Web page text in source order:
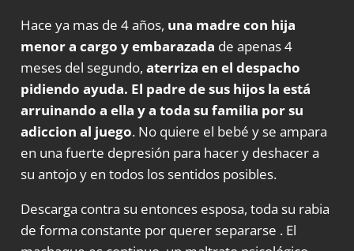
Hace ya mas de 4 años, una madre con hija
menor a cargo y embarazada de apenas 4
meses del segundo, aterriza en el despacho
pidiendo ayuda. El padre de sus hijos la está
arruinando a ella y a toda su familia por su
adiccion al juego. No quiere el bebé y se ampara
en una fuerte depresión para hacer y deshacer a
su antojo y en todos los sentidos posibles.
Descarga contra su entonces esposa, toda su rabia
de forma constante por querer separarse . El